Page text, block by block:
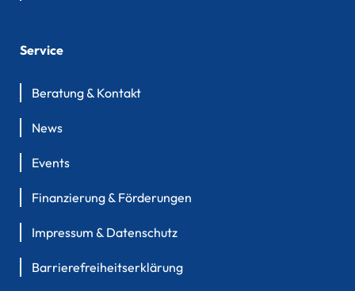
Service
Beratung & Kontakt
News
Events
Finanzierung & Förderungen
Impressum & Datenschutz
Barrierefreiheitserklärung